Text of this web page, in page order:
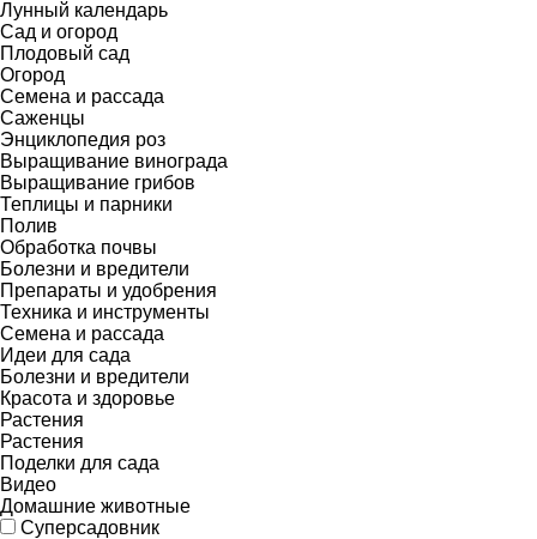
Лунный календарь
Сад и огород
Плодовый сад
Огород
Семена и рассада
Саженцы
Энциклопедия роз
Выращивание винограда
Выращивание грибов
Теплицы и парники
Полив
Обработка почвы
Болезни и вредители
Препараты и удобрения
Техника и инструменты
Семена и рассада
Идеи для сада
Болезни и вредители
Красота и здоровье
Растения
Растения
Поделки для сада
Видео
Домашние животные
Суперсадовник